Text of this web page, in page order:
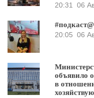
20:31
06
20:05 06
объявило
в